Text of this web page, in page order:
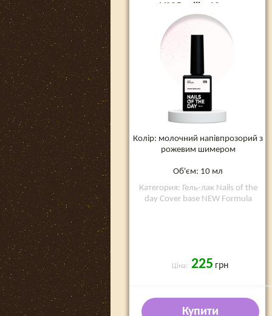
№05 milk, 10 мл
Колір: молочний напівпрозорий з
рожевим шимером
Об'єм: 10 мл
Категория: Гель-лак Nails of the
day Cover base NEW Formula
Ціна: 225 грн
Купити